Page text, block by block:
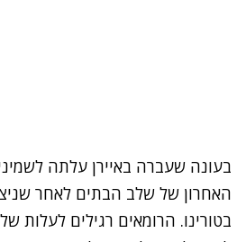
בעונה שעברה באיירן עלתה
בטורינו. הרומאים רגילים לעלות